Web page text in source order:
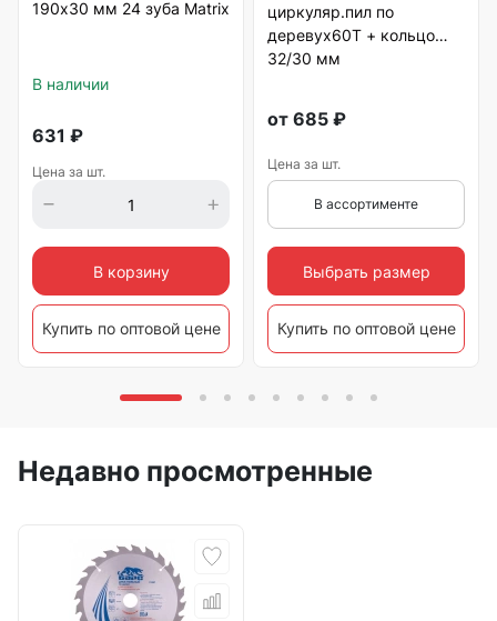
190х30 мм 24 зуба Matrix
В наличии
631 ₽
Цена за шт.
В корзину
Купить по оптовой цене
циркуляр.пил по
деревух60Т + кольцо
32/30 мм
от 685 ₽
Цена за шт.
В ассортименте
Выбрать размер
Купить по оптовой цене
Недавно просмотренные